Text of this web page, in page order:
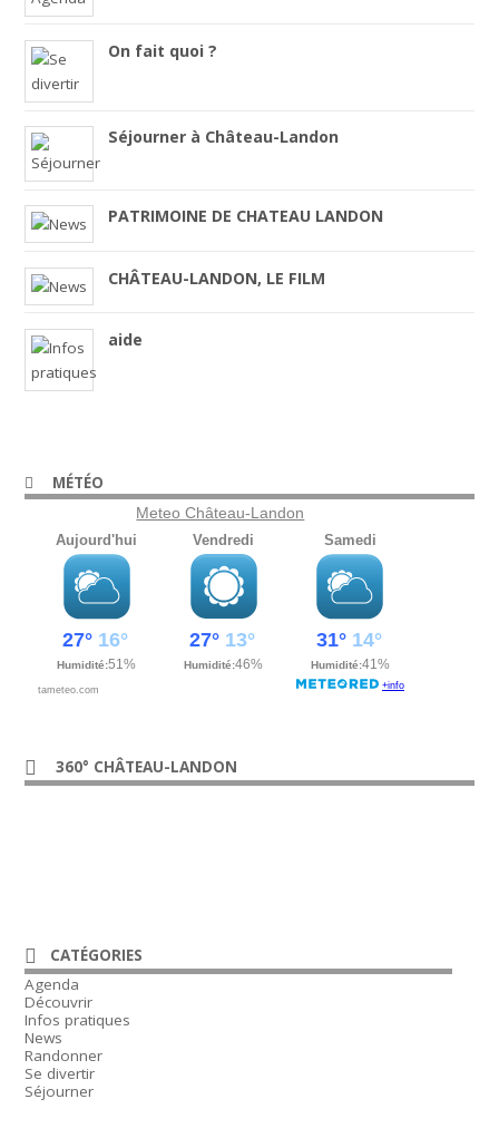
On fait quoi ?
Séjourner à Château-Landon
PATRIMOINE DE CHATEAU LANDON
CHÂTEAU-LANDON, LE FILM
aide
MÉTÉO
Meteo Château-Landon
360° CHÂTEAU-LANDON
CATÉGORIES
Agenda
Découvrir
Infos pratiques
News
Randonner
Se divertir
Séjourner